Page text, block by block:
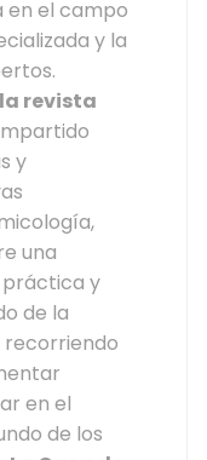
el campo
y la
revista
y
una
práctica y
de la
recorriendo
en el
de los